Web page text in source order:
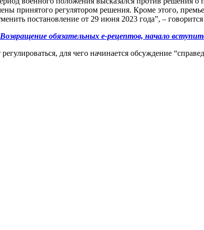
принятого регулятором решения. Кроме этого,
постановление от 29 июня 2023 года”, –
обязательных е-рецептов, начало
для чего начинается обсуждение